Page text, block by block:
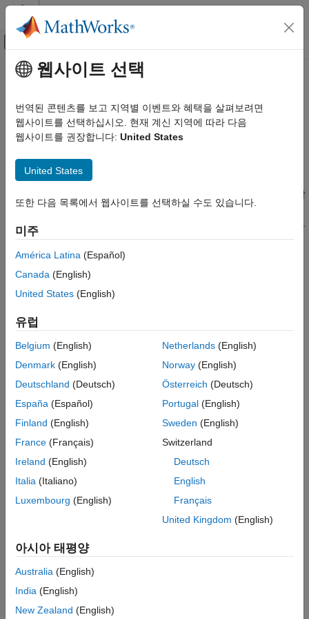
콘텐츠로 바로 가기
오프캔버스 탐색 메뉴 토글
문서 홈
카테고리
MATLAB 시작하기
데이터 가져오기와 분석
그래픽스
앱 작성
소프트웨어 개발
코드 디버그 및 개선하기
프로젝트
소프트웨어 공유 및 배포하기
툴박스 문서화 및 연동하기
CI(지속적 통합)
외부 언어 인터페이스
환경과 설정
주요 콘텐츠
소프트웨어 개발
디버그 및 테스트, 프로젝트 구성, 소스 컨트롤 연동, 툴박스
패키징
협업 소프트웨어 개발 업무를 지원하는 기능을 제공합니다. 예를
들어, MATLAB 파일을 Git™ 또는 Subversion
시스템과 연동하거나 직접 작성한 코드의 기능과 성능을 테스트할
수 있습니다. 코드를 다른 사람과 공유하려면 프로젝트나 다른
코드 개선하기
코드 디버그 및 개선하기
문제 식별 및 디버그, 성능 개선, 메모리 사용량 줄이기
관리 및 공유하기
프로젝트
파일과 설정을 관리 및 공유하고, 필요한 파일을 찾고, 소스
컨트롤과 상호 작용하여 대형 프로젝트 구성
MATLAB에서 Git 또는 SVN 소스 컨트롤의 파일로 작업
소프트웨어 공유 및 배포하기
툴박스 생성, 다른 라이브러리의 패키지와 종속 관계 관리
툴박스 문서화 및 연동하기
문서를 작성하고 툴박스를 MATLAB과 연동
테스트 및 지속적 통합
MATLAB 코드의 기능과 성능 테스트
빌드 자동화
생성하고 실행
CI(지속적 통합)
웹사이트 선택
번역된 콘텐츠를 보고 지역별 이벤트와 혜택을 살펴보려면
웹사이트를 선택하십시오. 현재 계신 지역에 따라 다음
웹사이트를 권장합니다: United States
United States
또한 다음 목록에서 웹사이트를 선택하실 수도 있습니다.
미주
América Latina (Español)
Canada (English)
United States (English)
유럽
Belgium (English)
Denmark (English)
Deutschland (Deutsch)
España (Español)
Finland (English)
France (Français)
Ireland (English)
Italia (Italiano)
Luxembourg (English)
Netherlands(English)
Norway(English)
Österreich (Deutsch)
Portugal(English)
Sweden (English)
Switzerland
Deutsch
English
Français
United Kingdom (English)
아시아 태평양
Australia (English)
India (English)
New Zealand (English)